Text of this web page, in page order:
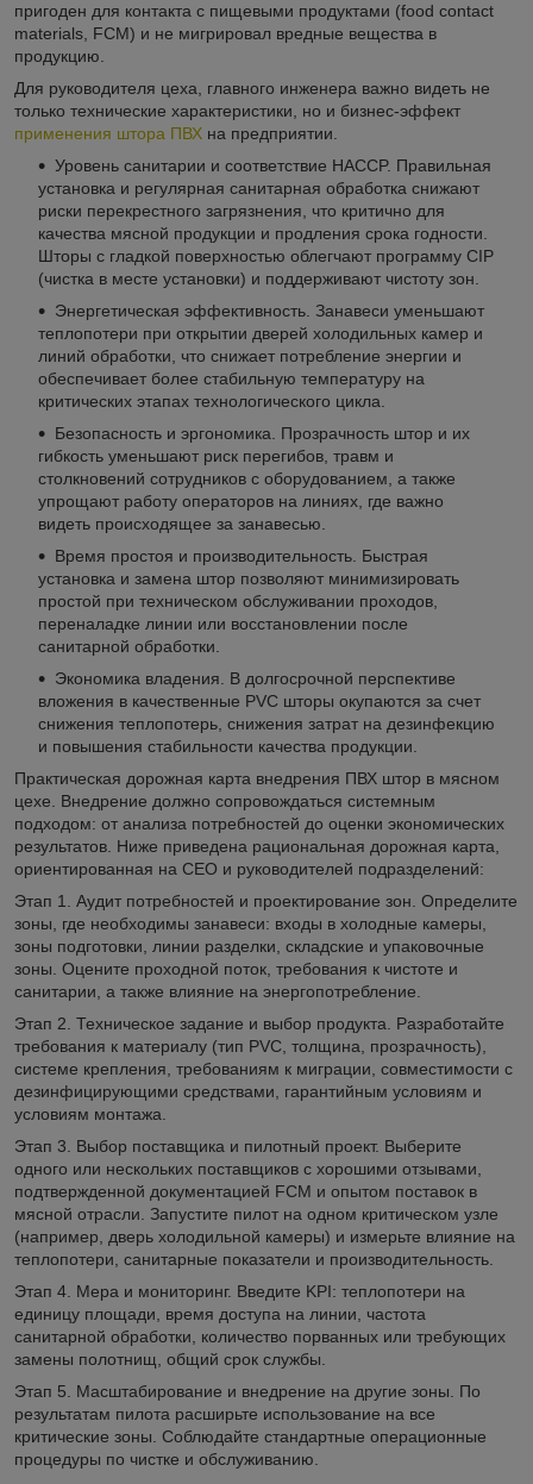
пригоден для контакта с пищевыми продуктами (food contact
materials, FCM) и не мигрировал вредные вещества в
продукцию.
Для руководителя цеха, главного инженера важно видеть не
только технические характеристики, но и бизнес-эффект
применения штора ПВХ на предприятии.
Уровень санитарии и соответствие HACCP. Правильная
установка и регулярная санитарная обработка снижают
риски перекрестного загрязнения, что критично для
качества мясной продукции и продления срока годности.
Шторы с гладкой поверхностью облегчают программу CIP
(чистка в месте установки) и поддерживают чистоту зон.
Энергетическая эффективность. Занавеси уменьшают
теплопотери при открытии дверей холодильных камер и
линий обработки, что снижает потребление энергии и
обеспечивает более стабильную температуру на
критических этапах технологического цикла.
Безопасность и эргономика. Прозрачность штор и их
гибкость уменьшают риск перегибов, травм и
столкновений сотрудников с оборудованием, а также
упрощают работу операторов на линиях, где важно
видеть происходящее за занавесью.
Время простоя и производительность. Быстрая
установка и замена штор позволяют минимизировать
простой при техническом обслуживании проходов,
переналадке линии или восстановлении после
санитарной обработки.
Экономика владения. В долгосрочной перспективе
вложения в качественные PVC шторы окупаются за счет
снижения теплопотерь, снижения затрат на дезинфекцию
и повышения стабильности качества продукции.
Практическая дорожная карта внедрения ПВХ штор в мясном
цехе. Внедрение должно сопровождаться системным
подходом: от анализа потребностей до оценки экономических
результатов. Ниже приведена рациональная дорожная карта,
ориентированная на CEO и руководителей подразделений:
Этап 1. Аудит потребностей и проектирование зон. Определите
зоны, где необходимы занавеси: входы в холодные камеры,
зоны подготовки, линии разделки, складские и упаковочные
зоны. Оцените проходной поток, требования к чистоте и
санитарии, а также влияние на энергопотребление.
Этап 2. Техническое задание и выбор продукта. Разработайте
требования к материалу (тип PVC, толщина, прозрачность),
системе крепления, требованиям к миграции, совместимости с
дезинфицирующими средствами, гарантийным условиям и
условиям монтажа.
Этап 3. Выбор поставщика и пилотный проект. Выберите
одного или нескольких поставщиков с хорошими отзывами,
подтвержденной документацией FCM и опытом поставок в
мясной отрасли. Запустите пилот на одном критическом узле
(например, дверь холодильной камеры) и измерьте влияние на
теплопотери, санитарные показатели и производительность.
Этап 4. Мера и мониторинг. Введите KPI: теплопотери на
единицу площади, время доступа на линии, частота
санитарной обработки, количество порванных или требующих
замены полотнищ, общий срок службы.
Этап 5. Масштабирование и внедрение на другие зоны. По
результатам пилота расширьте использование на все
критические зоны. Соблюдайте стандартные операционные
процедуры по чистке и обслуживанию.